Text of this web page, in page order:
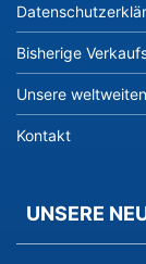
Bisherige
Unsere
Kontakt
UNSERE